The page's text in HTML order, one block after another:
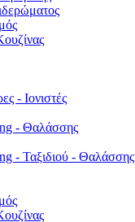
- Ιονιστές
- Θαλάσσης
- Ταξιδιού - Θαλάσσης